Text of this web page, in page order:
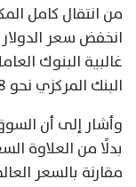
من انتقال كامل
غالبية البنوك
البنك المركزي نحو 49.88 جنيهًا.
وأشار إلى أن
مقارنة بالسعر